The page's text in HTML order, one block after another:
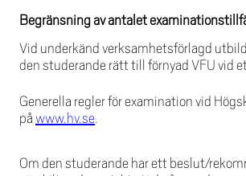
Begränsning av antalet
Vid underkänd verksamhetsförlagd
den studerande rätt till förnyad VFU vid
Generella regler för examination vid
på www.hv.se.
Om den studerande har ett beslut/